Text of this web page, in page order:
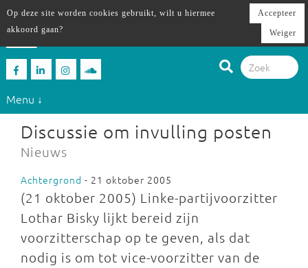
Menu ↓
Discussie om invulling posten
Nieuws
Achtergrond - 21 oktober 2005
(21 oktober 2005) Linke-partijvoorzitter
Lothar Bisky lijkt bereid zijn
voorzitterschap op te geven, als dat
nodig is om tot vice-voorzitter van de
Op deze site worden cookies gebruikt, wilt u hiermee
akkoord gaan?
Accepteer
Weiger